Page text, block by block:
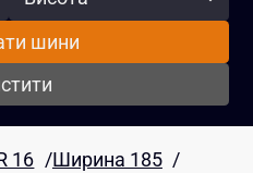
шини
R 16 /Ширина 185 /